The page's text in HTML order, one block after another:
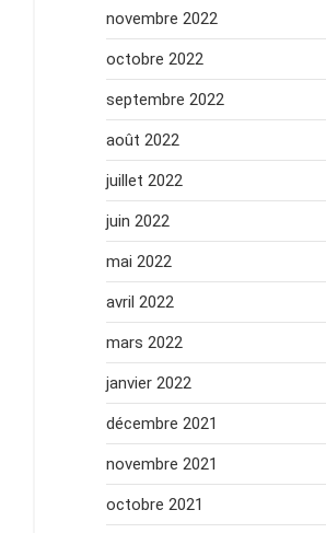
novembre 2022
octobre 2022
septembre 2022
août 2022
juillet 2022
juin 2022
mai 2022
avril 2022
mars 2022
janvier 2022
décembre 2021
novembre 2021
octobre 2021